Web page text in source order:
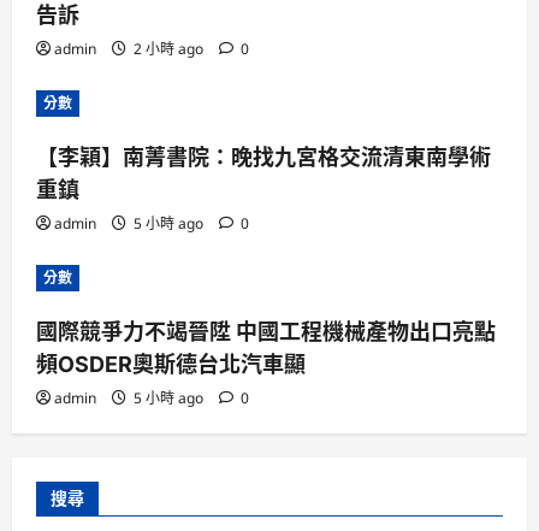
告訴
admin 2 小時 ago 0
分數
【李穎】南菁書院：晚找九宮格交流清東南學術
重鎮
admin 5 小時 ago 0
分數
國際競爭力不竭晉陞 中國工程機械產物出口亮點
頻OSDER奧斯德台北汽車顯
admin 5 小時 ago 0
搜尋